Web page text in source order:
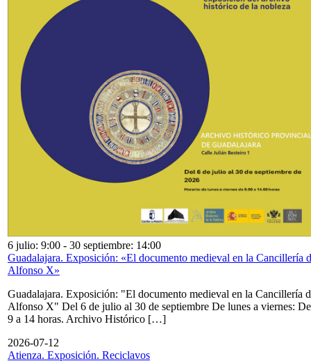
6 julio: 9:00 - 30 septiembre: 14:00
Guadalajara. Exposición: «El documento medieval en la Cancillería
Alfonso X»
Guadalajara. Exposición: "El documento medieval en la Cancillería
Alfonso X" Del 6 de julio al 30 de septiembre De lunes a viernes: De
9 a 14 horas. Archivo Histórico […]
2026-07-12
Atienza. Exposición. Reciclavos